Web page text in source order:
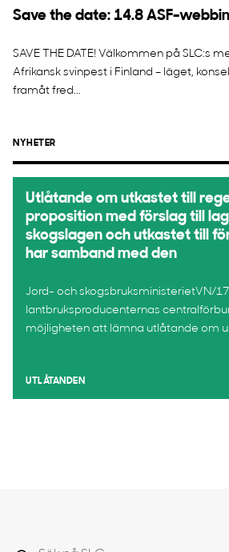
Save the date: 14.8 ASF-
SAVE THE DATE! Välkommen på SLC:s
Afrikansk svinpest i Finland – läget,
framåt fred...
NYHETER
Utlåtande om utkastet till
proposition med förslag till
skogslagen och utkastet till
har samband med den
Jord- och skogsbruksministerietVN/
lantbruksproducenternas
möjligheten att lämna utlåtande om
UTLÅTANDEN